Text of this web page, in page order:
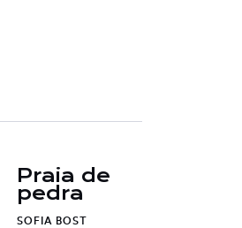
Praia de
pedra
SOFIA BOST